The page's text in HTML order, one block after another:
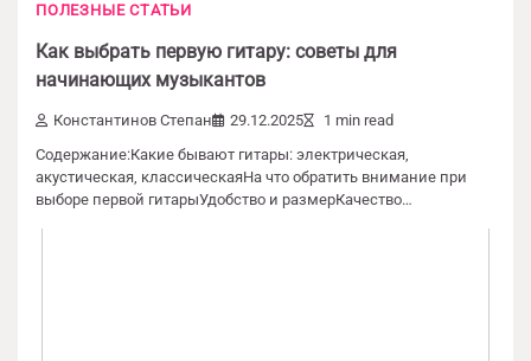
ПОЛЕЗНЫЕ СТАТЬИ
Как выбрать первую гитару: советы для
начинающих музыкантов
Константинов Степан 29.12.2025
1 min read
Содержание:Какие бывают гитары: электрическая,
акустическая, классическаяНа что обратить внимание при
выборе первой гитарыУдобство и размерКачество…
Ваш адрес email не будет опубликован.
Комментарий*